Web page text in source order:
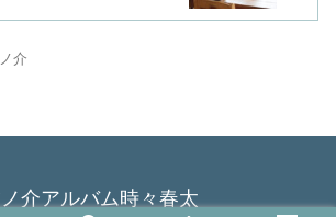
介
介アルバム時々春太